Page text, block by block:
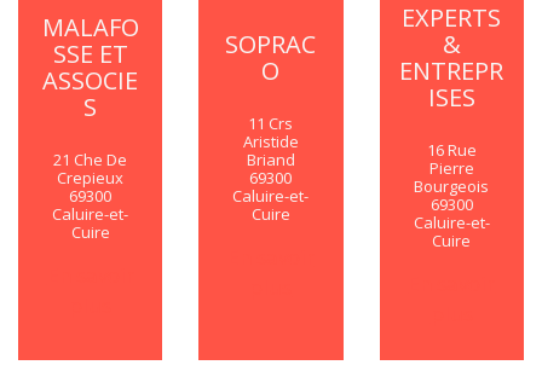
MALAFO
SSE ET
ASSOCIE
S
21 Che De
Crepieux
69300
Caluire-et-
Cuire
SOPRAC
O
11 Crs
Aristide
Briand
69300
Caluire-et-
Cuire
EXPERTS
&
ENTREPR
ISES
16 Rue
Pierre
Bourgeois
69300
Caluire-et-
Cuire